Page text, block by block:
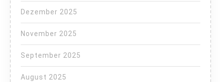
Dezember 2025
November 2025
September 2025
August 2025